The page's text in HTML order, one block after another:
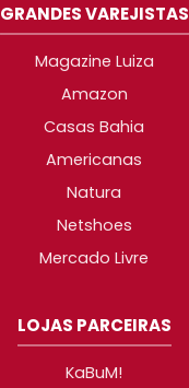
GRANDES VAREJISTAS
Magazine Luiza
Amazon
Casas Bahia
Americanas
Natura
Netshoes
Mercado Livre
LOJAS PARCEIRAS
KaBuM!